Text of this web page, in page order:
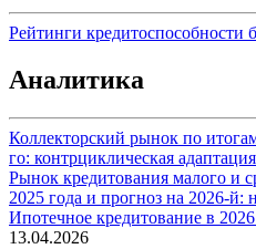
Рейтинги кредитоспособности
Аналитика
Коллекторский рынок по
го: контрциклическая адаптация
Рынок кредитования малого и
2025 года и прогноз на 2026-
Ипотечное кредитование в
13.04.2026